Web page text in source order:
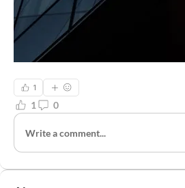
1
1 0
Write a comment...